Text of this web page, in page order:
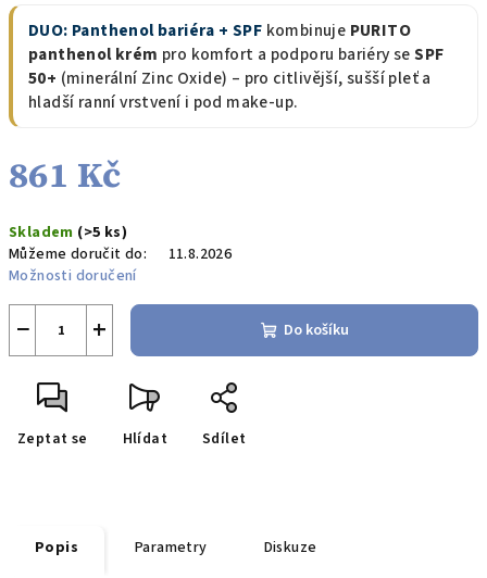
DUO: Panthenol bariéra + SPF kombinuje PURITO
panthenol krém pro komfort a podporu bariéry seSPF
50+ (minerální Zinc Oxide) – pro citlivější, sušší pleť a
hladší ranní vrstvení i pod make-up.
861 Kč
cena:
Skladem (>5 ks)
Můžeme doručit do:
11.8.2026
Možnosti doručení
+
− Do košíku
Zeptat se Hlídat Sdílet
Popis Parametry Diskuze